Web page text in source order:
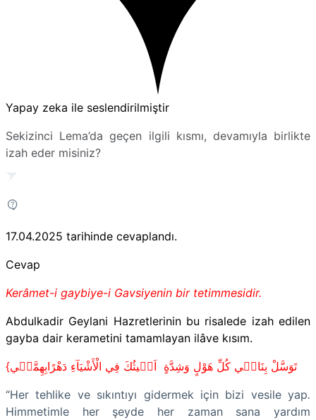
Yapay zeka ile seslendirilmiştir
Sekizinci Lema’da geçen ilgili kısmı, devamıyla birlikte
izah eder misiniz?
17.04.2025 tarihinde cevaplandı.
Cevap
Kerâmet-i gaybiye-i Gavsiyenin bir tetimmesidir.
Abdulkadir Geylani Hazretlerinin bu risalede izah edilen
gayba dair kerametini tamamlayan ilâve kısım.
{اَغ۪يثُكَ فِي الْأَشْيَآءِ دَهْرًابِهِمَّت۪ي تَوَسَّلْ بِنَاف۪ي كُلِّ هَوْلٍ وَشِدَّةٍ
“Her tehlike ve sıkıntıyı gidermek için bizi vesile yap.
Himmetimle her şeyde her zaman sana yardım